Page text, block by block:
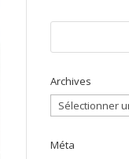
Archives
Archives
Méta